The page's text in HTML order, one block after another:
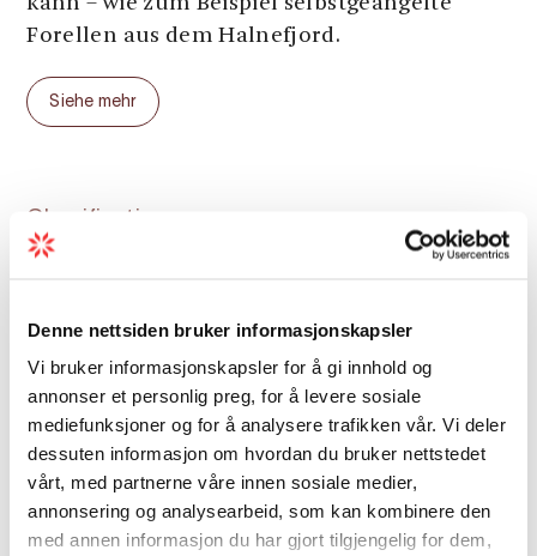
Denne nettsiden bruker informasjonskapsler
Vi bruker informasjonskapsler for å gi innhold og
annonser et personlig preg, for å levere sosiale
mediefunksjoner og for å analysere trafikken vår. Vi deler
dessuten informasjon om hvordan du bruker nettstedet
vårt, med partnerne våre innen sosiale medier,
annonsering og analysearbeid, som kan kombinere den
med annen informasjon du har gjort tilgjengelig for dem,
Forellen aus dem Halnefjord.
Als Gast können Sie bis vor unsere Haustür
fahren und gleichzeitig einen fantastischen
Hochebene haben.
Die Halne Fjellstugu wurde 1933 eröffnet
Gästezimmern, Restaurant und einem
Siehe mehr
Karte